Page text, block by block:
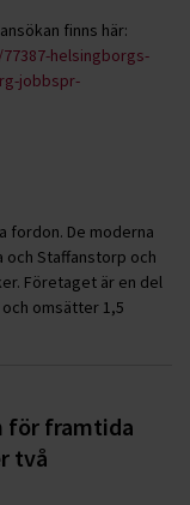
finns här:
helsingborgs-
jobbspr-
fordon. De moderna
och Staffanstorp och
Företaget är en del
omsätter 1,5
för framtida
två